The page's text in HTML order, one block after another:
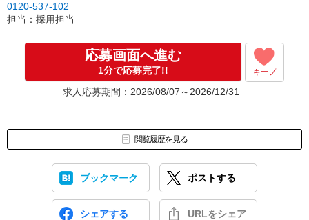
0120-537-102
担当：採用担当
応募画面へ進む
1分で応募完了!! キープ
求人応募期間：2026/08/07～2026/12/31
閲覧履歴を見る
ブックマーク ポストする
シェアする URLをシェア